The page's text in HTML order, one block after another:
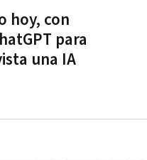
hoy, con
para
una IA